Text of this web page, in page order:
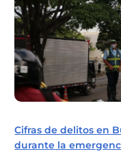
Cifras de delitos en
durante la